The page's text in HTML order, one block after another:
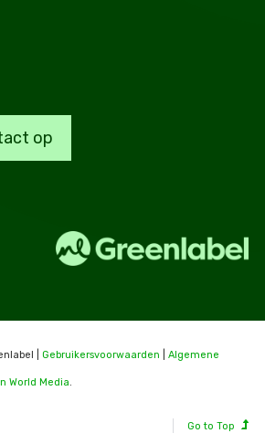
op
| Gebruikersvoorwaarden
Algemene
World Media.
Go to Top